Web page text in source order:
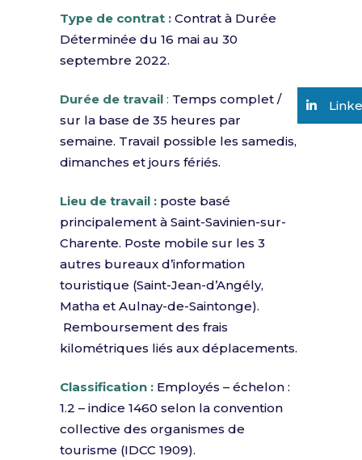
Type de contrat : Contrat à Durée
Déterminée du 16 mai au 30
septembre 2022.
Durée de travail : Temps complet /
sur la base de 35 heures par
semaine. Travail possible les samedis,
dimanches et jours fériés.
Lieu de travail : poste basé
principalement à Saint-Savinien-sur-
Charente. Poste mobile sur les 3
autres bureaux d’information
touristique (Saint-Jean-d’Angély,
Matha et Aulnay-de-Saintonge).
Remboursement des frais
kilométriques liés aux déplacements.
Classification : Employés – échelon :
1.2 – indice 1460 selon la convention
collective des organismes de
tourisme (IDCC 1909).